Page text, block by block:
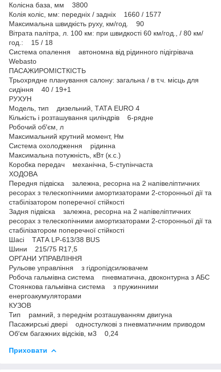
Колісна база, мм 3800
Колія коліс, мм: передніх / задніх 1660 / 1577
Максимальна швидкість руху, км/год. 90
Вітрата палітра, л. 100 км: при швидкості 60 км/год., / 80 км/
год.: 15 / 18
Система опалення автономна від рідинного підігрівача
Webasto
ПАСАЖИРОМІСТКІСТЬ
Трьохрядне планування салону: загальна / в т.ч. місць для
сидіння 40 / 19+1
РУХУН
Модель, тип дизельний, ТАТА EURO 4
Кількість і розташування циліндрів 6-рядне
Робочий об′єм, л
Максимальний крутний момент, Нм
Система охолодження рідинна
Максимальна потужність, кВт (к.с.)
Коробка передач механічна, 5-ступінчаста
ХОДОВА
Передня підвіска залежна, ресорна на 2 напівеліптичних
ресорах з телескопічними амортизаторами 2-сторонньої дії та
стабілізатором поперечної стійкості
Задня підвіска залежна, ресорна на 2 напівеліптичних
ресорах з телескопічними амортизаторами 2-сторонньої дії та
стабілізатором поперечної стійкості
Шасі ТАТА LP-613/38 BUS
Шини 215/75 R17,5
ОРГАНИ УПРАВЛІННЯ
Рульове управління з гідропідсилювачем
Робоча гальмівна система пневматична, двоконтурна з АБС
Стоянкова гальмівна система з пружинними
енергоакумуляторами
КУЗОВ
Тип рамний, з переднім розташуванням двигуна
Пасажирські двері одностулкові з пневматичним приводом
Об′єм багажних відсіків, м3 0,24
Приховати